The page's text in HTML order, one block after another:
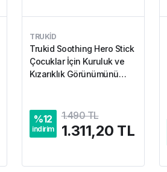
TRUKID
Trukid Soothing Hero Stick
Çocuklar İçin Kuruluk ve
Kızarıklık Görünümünü
%12
indirim
1.490 TL
1.311,20 TL